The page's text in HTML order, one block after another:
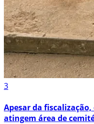
3
Apesar da
atingem área de